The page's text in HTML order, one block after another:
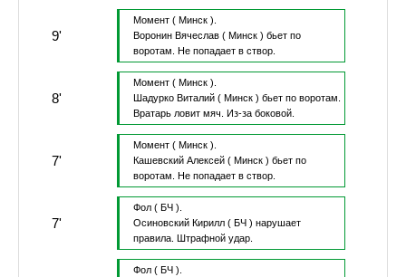
9'
Момент ( Минск ).
Воронин Вячеслав( Минск ) бьет по
воротам.
Не попадает в створ.
8'
Момент ( Минск ).
Шадурко Виталий( Минск ) бьет по воротам.
Вратарь ловит мяч.
Из-за боковой.
7'
Момент ( Минск ).
Кашевский Алексей( Минск ) бьет по
воротам.
Не попадает в створ.
7'
Фол ( БЧ ).
Осиновский Кирилл( БЧ ) нарушает
правила.
Штрафной удар.
Фол ( БЧ ).